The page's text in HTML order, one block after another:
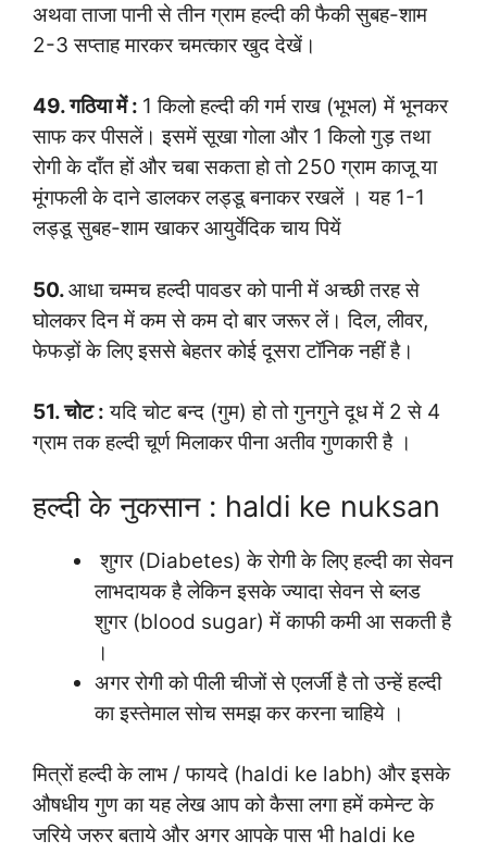
अथवा ताजा पानी से तीन ग्राम हल्दी की फैकी सुबह-शाम
2-3 सप्ताह मारकर चमत्कार खुद देखें।
49. गठिया में : 1 किलो हल्दी की गर्म राख (भूभल) में भूनकर
साफ कर पीसलें। इसमें सूखा गोला और 1 किलो गुड़ तथा
रोगी के दाँत हों और चबा सकता हो तो 250 ग्राम काजू या
मूंगफली के दाने डालकर लड्डू बनाकर रखलें । यह 1-1
लड्डू सुबह-शाम खाकर आयुर्वेदिक चाय पियें
50.आधा चम्मच हल्दी पावडर को पानी में अच्छी तरह से
घोलकर दिन में कम से कम दो बार जरूर लें। दिल, लीवर,
फेफड़ों के लिए इससे बेहतर कोई दूसरा टॉनिक नहीं है।
51. चोट : यदि चोट बन्द (गुम) हो तो गुनगुने दूध में 2 से 4
ग्राम तक हल्दी चूर्ण मिलाकर पीना अतीव गुणकारी है ।
हल्दी के नुकसान : haldi ke nuksan
शुगर (Diabetes) के रोगी के लिए हल्दी का सेवन
लाभदायक है लेकिन इसके ज्यादा सेवन से ब्लड
शुगर (blood sugar) में काफी कमी आ सकती है
।
अगर रोगी को पीली चीजों से एलर्जी है तो उन्हें हल्दी
का इस्तेमाल सोच समझ कर करना चाहिये ।
मित्रों हल्दी के लाभ / फायदे (haldi ke labh) और इसके
औषधीय गुण का यह लेख आप को कैसा लगा हमें कमेन्ट के
जरिये जरुर बताये और अगर आपके पास भी haldi ke